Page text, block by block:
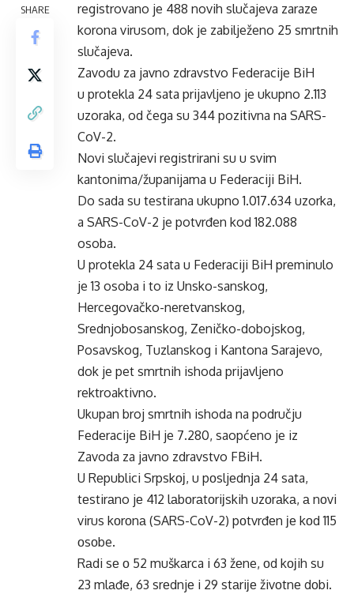
SHARE
registrovano je 488 novih slučajeva zaraze
korona virusom, dok je zabilježeno 25 smrtnih
slučajeva.
Zavodu za javno zdravstvo Federacije BiH
u protekla 24 sata prijavljeno je ukupno 2.113
uzoraka, od čega su 344 pozitivna na SARS-
CoV-2.
Novi slučajevi registrirani su u svim
kantonima/županijama u Federaciji BiH.
Do sada su testirana ukupno 1.017.634 uzorka,
a SARS-CoV-2 je potvrđen kod 182.088
osoba.
U protekla 24 sata u Federaciji BiH preminulo
je 13 osoba i to iz Unsko-sanskog,
Hercegovačko-neretvanskog,
Srednjobosanskog, Zeničko-dobojskog,
Posavskog, Tuzlanskog i Kantona Sarajevo,
dok je pet smrtnih ishoda prijavljeno
rektroaktivno.
Ukupan broj smrtnih ishoda na području
Federacije BiH je 7.280, saopćeno je iz
Zavoda za javno zdravstvo FBiH.
U Rеpublici Srpskој, u pоsljеdnja 24 sata,
tеstirаno jе 412 lаbоrаtоriјskih uzоrаkа, а nоvi
virus kоrоnа (SARS-CoV-2) pоtvrđеn је kоd 115
оsоbe.
Rаdi sе о 52 muškаrca i 63 žеne, оd kојih su
23 mlаđе, 63 srеdnjе i 29 stаriје živоtnе dоbi.